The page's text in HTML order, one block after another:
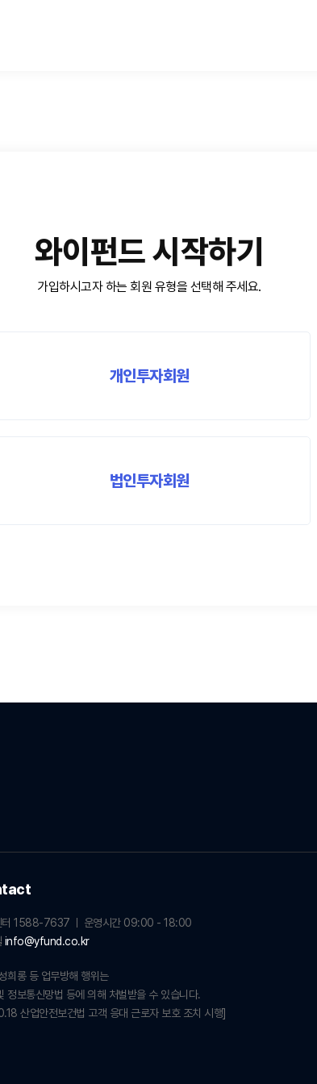
와이펀드 시작하기
가입하시고자 하는 회원 유형을 선택해 주세요.
개인투자회원
법인투자회원
터 1588-7637
운영시간 09:00 - 18:00
info@yfund.co.kr
희롱 등 업무방해 행위는
정보통신망법 등에 의해 처벌받을 수 있습니다.
산업안전보건법 고객 응대 근로자 보호 조치 시행]